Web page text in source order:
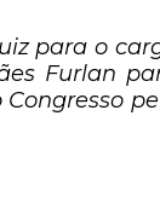
para o
Furlan